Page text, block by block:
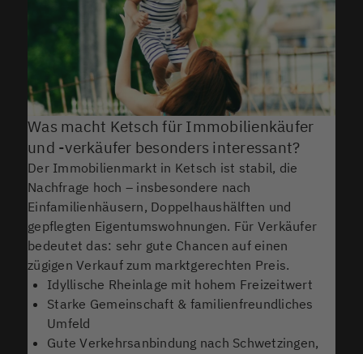
Was macht Ketsch für Immobilienkäufer
und -verkäufer besonders interessant?
Der Immobilienmarkt in Ketsch ist stabil, die
Nachfrage hoch – insbesondere nach
Einfamilienhäusern, Doppelhaushälften und
gepflegten Eigentumswohnungen. Für Verkäufer
bedeutet das: sehr gute Chancen auf einen
zügigen Verkauf zum marktgerechten Preis.
Idyllische Rheinlage mit hohem Freizeitwert
Starke Gemeinschaft & familienfreundliches
Umfeld
Gute Verkehrsanbindung nach Schwetzingen,